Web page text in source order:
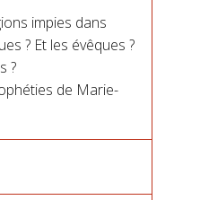
impies dans
? Et les évêques ?
?
de Marie-